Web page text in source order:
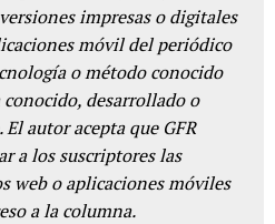
impresas o digitales
móvil del periódico
o método conocido
desarrollado o
autor acepta que GFR
a los suscriptores las
web o aplicaciones móviles
a la columna.